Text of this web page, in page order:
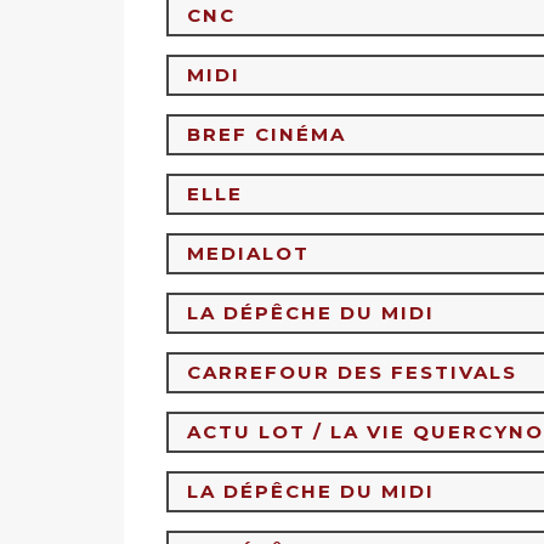
CNC
MIDI
BREF CINÉMA
ELLE
MEDIALOT
LA DÉPÊCHE DU MIDI
CARREFOUR DES FESTIVALS
ACTU LOT / LA VIE
LA DÉPÊCHE DU MIDI